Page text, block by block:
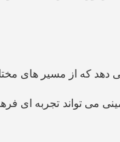
دهد که از مسیر های
می‌ تواند تجربه‌ ای